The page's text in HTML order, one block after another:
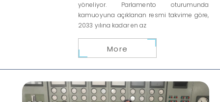
yöneliyor. Parlamento oturumunda
kamuoyuna açıklanan resmi takvime göre,
2033 yılına kadar en az
More